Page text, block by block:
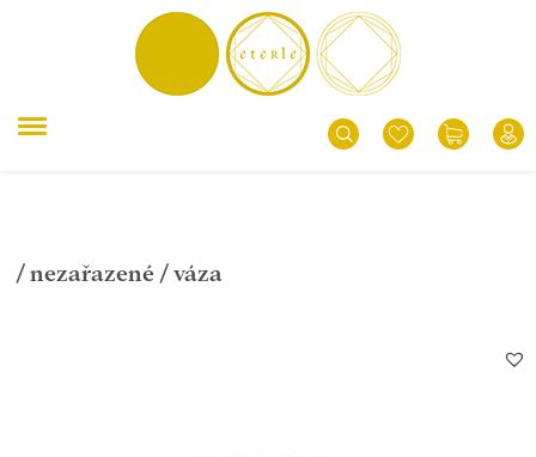
/ nezařazené / váza